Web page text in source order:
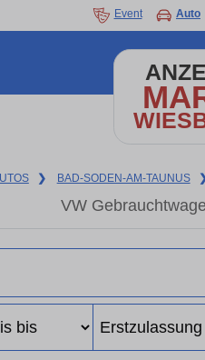
Event Auto
❯ BAD-SODEN-AM-TAUNUS
VW